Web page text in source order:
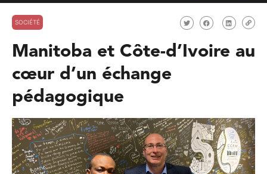
SOCIÉTÉ
Manitoba et Côte-d’Ivoire au
cœur d’un échange
pédagogique